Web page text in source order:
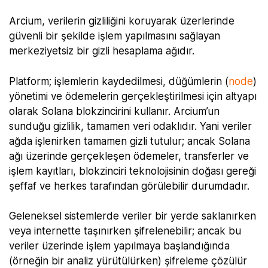
Arcium, verilerin gizliliğini koruyarak üzerlerinde
güvenli bir şekilde işlem yapılmasını sağlayan
merkeziyetsiz bir gizli hesaplama ağıdır.
Platform; işlemlerin kaydedilmesi, düğümlerin (node)
yönetimi ve ödemelerin gerçekleştirilmesi için altyapı
olarak Solana blokzincirini kullanır. Arcium’un
sunduğu gizlilik, tamamen veri odaklıdır. Yani veriler
ağda işlenirken tamamen gizli tutulur; ancak Solana
ağı üzerinde gerçekleşen ödemeler, transferler ve
işlem kayıtları, blokzinciri teknolojisinin doğası gereği
şeffaf ve herkes tarafından görülebilir durumdadır.
Geleneksel sistemlerde veriler bir yerde saklanırken
veya internette taşınırken şifrelenebilir; ancak bu
veriler üzerinde işlem yapılmaya başlandığında
(örneğin bir analiz yürütülürken) şifreleme çözülür